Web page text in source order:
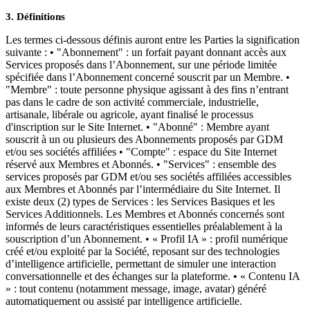
3. Définitions
Les termes ci-dessous définis auront entre les Parties la signification
suivante : • "Abonnement" : un forfait payant donnant accès aux
Services proposés dans l’Abonnement, sur une période limitée
spécifiée dans l’Abonnement concerné souscrit par un Membre. •
"Membre" : toute personne physique agissant à des fins n’entrant
pas dans le cadre de son activité commerciale, industrielle,
artisanale, libérale ou agricole, ayant finalisé le processus
d'inscription sur le Site Internet. • "Abonné" : Membre ayant
souscrit à un ou plusieurs des Abonnements proposés par GDM
et/ou ses sociétés affiliées • "Compte" : espace du Site Internet
réservé aux Membres et Abonnés. • "Services" : ensemble des
services proposés par GDM et/ou ses sociétés affiliées accessibles
aux Membres et Abonnés par l’intermédiaire du Site Internet. Il
existe deux (2) types de Services : les Services Basiques et les
Services Additionnels. Les Membres et Abonnés concernés sont
informés de leurs caractéristiques essentielles préalablement à la
souscription d’un Abonnement. • « Profil IA » : profil numérique
créé et/ou exploité par la Société, reposant sur des technologies
d’intelligence artificielle, permettant de simuler une interaction
conversationnelle et des échanges sur la plateforme. • « Contenu IA
» : tout contenu (notamment message, image, avatar) généré
automatiquement ou assisté par intelligence artificielle.